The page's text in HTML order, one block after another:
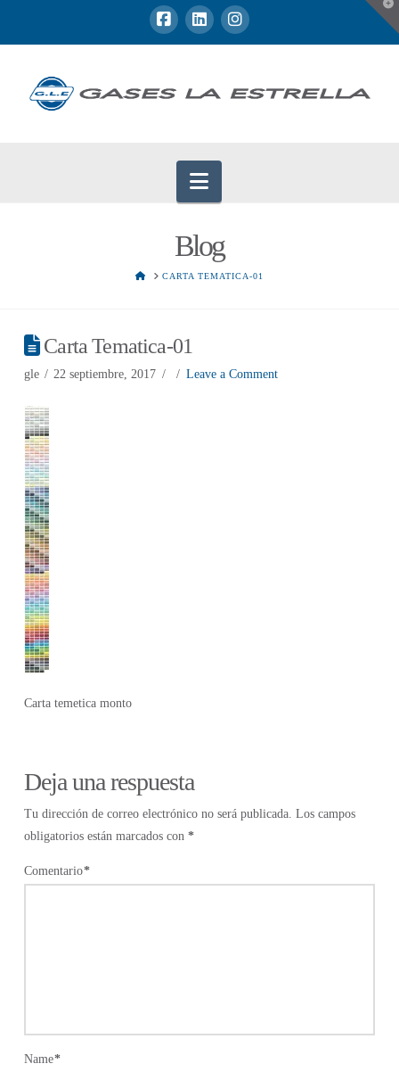
Navigation
Blog
HOMECARTA TEMATICA-01
Carta Tematica-01
gle 22 septiembre, 2017 Leave a Comment
Carta temetica monto
Deja una respuesta
Tu dirección de correo electrónico no será publicada. Los campos
obligatorios están marcados con *
Comentario*
Name*